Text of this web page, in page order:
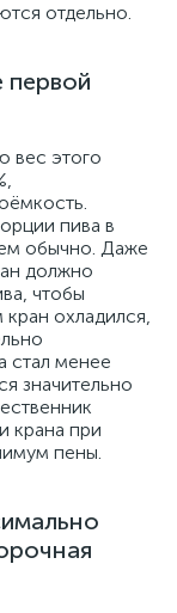
отдельно.
первой
вес этого
пива в
обычно. Даже
должно
чтобы
кран охладился,
стал менее
значительно
крана при
пены.